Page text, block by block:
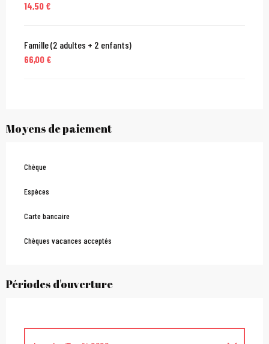
14,50 €
Famille (2 adultes + 2 enfants)
66,00 €
Moyens de paiement
Chèque
Espèces
Carte bancaire
Chèques vacances acceptés
Périodes d'ouverture